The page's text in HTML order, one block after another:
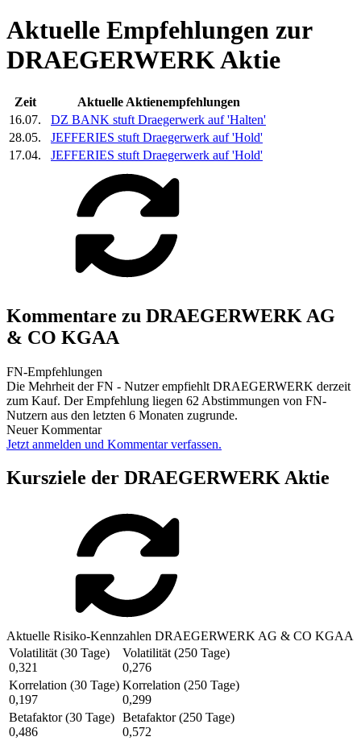
Aktuelle Empfehlungen zur
DRAEGERWERK Aktie
Zeit
Aktuelle Aktienempfehlungen
16.07.
DZ BANK stuft Draegerwerk auf 'Halten'
28.05.
JEFFERIES stuft Draegerwerk auf 'Hold'
17.04.
JEFFERIES stuft Draegerwerk auf 'Hold'
Kommentare zu DRAEGERWERK AG
& CO KGAA
FN-Empfehlungen
Die Mehrheit der FN - Nutzer empfiehlt DRAEGERWERK derzeit
zum Kauf. Der Empfehlung liegen 62 Abstimmungen von FN-
Nutzern aus den letzten 6 Monaten zugrunde.
Neuer Kommentar
Jetzt anmelden und Kommentar verfassen.
Kursziele der DRAEGERWERK Aktie
Aktuelle Risiko-Kennzahlen DRAEGERWERK AG & CO KGAA
Volatilität (30 Tage)
0,321
Volatilität (250 Tage)
0,276
Korrelation (30 Tage)
0,197
Korrelation (250 Tage)
0,299
Betafaktor (30 Tage)
0,486
Betafaktor (250 Tage)
0,572